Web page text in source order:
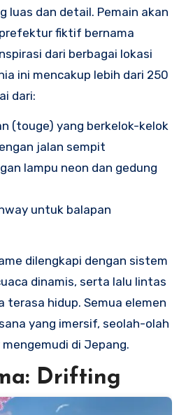
luas dan detail. Pemain akan
fiktif bernama
dari berbagai lokasi
ini mencakup lebih dari 250
dari:
(touge) yang berkelok-kelok
jalan sempit
lampu neon dan gedung
untuk balapan
dilengkapi dengan sistem
dinamis, serta lalu lintas
terasa hidup. Semua elemen
yang imersif, seolah-olah
di Jepang.
Drifting